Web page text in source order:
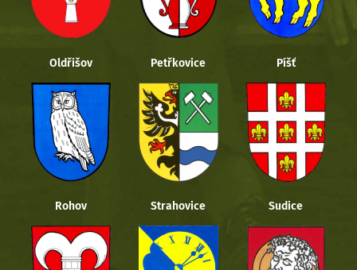
Oldřišov Petřkovice Píšť
Rohov Strahovice Sudice